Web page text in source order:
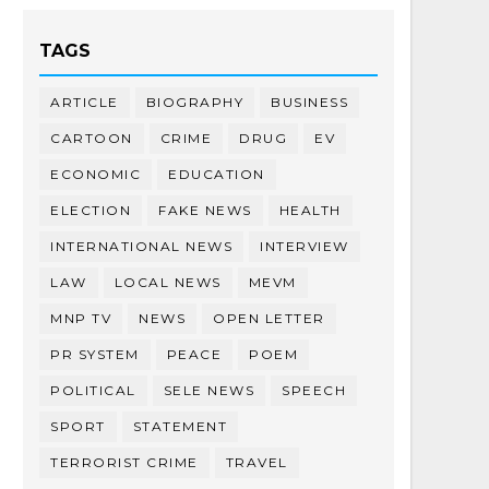
TAGS
ARTICLE BIOGRAPHY BUSINESS
CARTOON CRIME DRUG EV
ECONOMIC EDUCATION
ELECTION FAKE NEWS HEALTH
INTERNATIONAL NEWS INTERVIEW
LAW LOCAL NEWS MEVM
MNP TV NEWS OPEN LETTER
PR SYSTEM PEACE POEM
POLITICAL SELE NEWS SPEECH
SPORT STATEMENT
TERRORIST CRIME TRAVEL